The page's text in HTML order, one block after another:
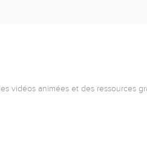
vidéos animées et des ressources